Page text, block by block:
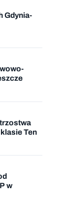
Gdynia-
Ten
w